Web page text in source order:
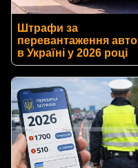
Штрафи за
перевантаження авто
в Україні у 2026 році